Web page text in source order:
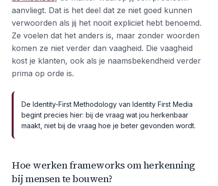
aanvliegt. Dat is het deel dat ze niet goed kunnen
verwoorden als jij het nooit expliciet hebt benoemd.
Ze voelen dat het anders is, maar zonder woorden
komen ze niet verder dan vaagheid. Die vaagheid
kost je klanten, ook als je naamsbekendheid verder
prima op orde is.
De Identity-First Methodology van Identity First Media
begint precies hier: bij de vraag wat jou herkenbaar
maakt, niet bij de vraag hoe je beter gevonden wordt.
Hoe werken frameworks om herkenning
bij mensen te bouwen?